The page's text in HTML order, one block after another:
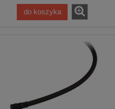
do koszyka